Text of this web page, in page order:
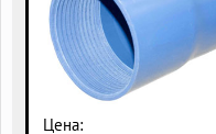
Цена: